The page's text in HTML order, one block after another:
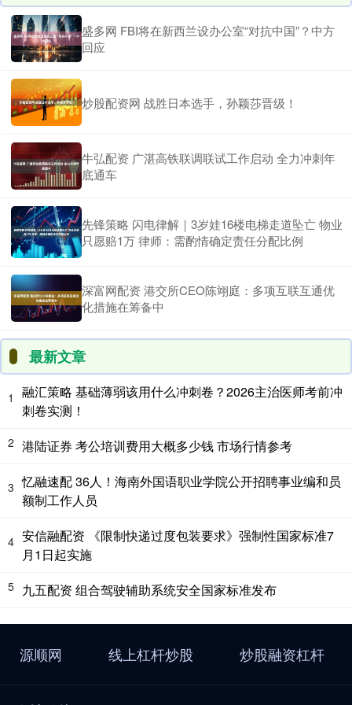
盛多网 FBI将在新西兰设办公室“对抗中国”？中方
回应
炒股配资网 战胜日本选手，孙颖莎晋级！
牛弘配资 广湛高铁联调联试工作启动 全力冲刺年
底通车
先锋策略 闪电律解｜3岁娃16楼电梯走道坠亡 物业
只愿赔1万 律师：需酌情确定责任分配比例
深富网配资 港交所CEO陈翊庭：多项互联互通优
化措施在筹备中
最新文章
1
融汇策略 基础薄弱该用什么冲刺卷？2026主治医师考前冲
刺卷实测！
2 港陆证券 考公培训费用大概多少钱 市场行情参考
3 忆融速配 36人！海南外国语职业学院公开招聘事业编和员
额制工作人员
4 安信融配资 《限制快递过度包装要求》强制性国家标准7
月1日起实施
5 九五配资 组合驾驶辅助系统安全国家标准发布
源顺网 线上杠杆炒股 炒股融资杠杆